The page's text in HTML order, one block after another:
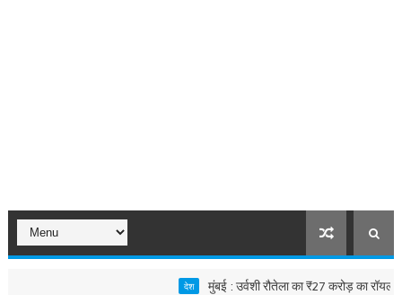
मुंबई : उर्वशी रौतेला का ₹27 करोड़ का रॉयल लग्ज़री